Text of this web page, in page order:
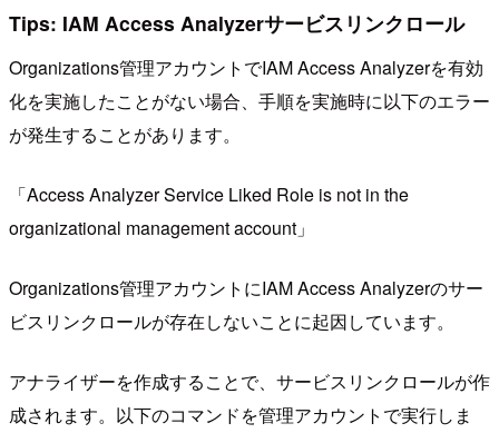
Tips: IAM Access Analyzerサービスリンクロール
Organizations管理アカウントでIAM Access Analyzerを有効
化を実施したことがない場合、手順を実施時に以下のエラー
が発生することがあります。
「Access Analyzer Service Liked Role is not in the
organizational management account」
Organizations管理アカウントにIAM Access Analyzerのサー
ビスリンクロールが存在しないことに起因しています。
アナライザーを作成することで、サービスリンクロールが作
成されます。以下のコマンドを管理アカウントで実行しま